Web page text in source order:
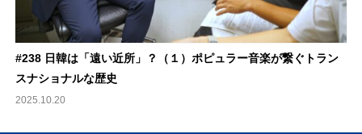
#238 日韓は「遠い近所」？（１）ポピュラー音楽が繋ぐトラン
スナショナルな歴史
2025.10.20